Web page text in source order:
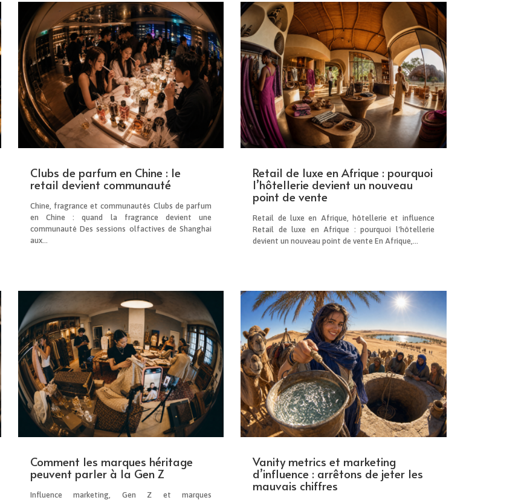
Clubs de parfum en Chine : le
retail devient communauté
Chine, fragrance et communautés Clubs de parfum
en Chine : quand la fragrance devient une
communauté Des sessions olfactives de Shanghai
aux...
Retail de luxe en Afrique : pourquoi
l’hôtellerie devient un nouveau
point de vente
Retail de luxe en Afrique, hôtellerie et influence
Retail de luxe en Afrique : pourquoi l'hôtellerie
devient un nouveau point de vente En Afrique,...
Comment les marques héritage
peuvent parler à la Gen Z
Influence marketing, Gen Z et marques
Vanity metrics et marketing
d’influence : arrêtons de jeter les
mauvais chiffres